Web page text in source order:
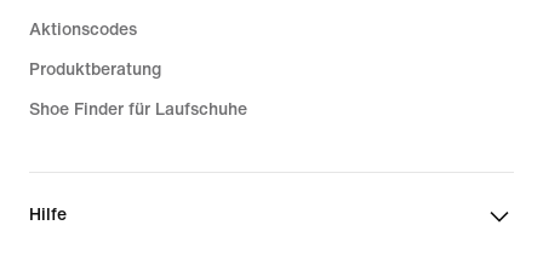
Aktionscodes
Produktberatung
Shoe Finder für Laufschuhe
Hilfe